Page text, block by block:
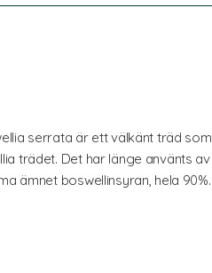
serrata är ett välkänt träd
trädet. Det har länge använts
ämnet boswellinsyran, hela